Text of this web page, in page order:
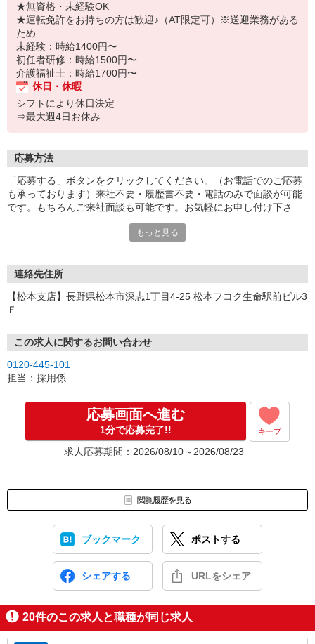
★無資格・未経験OK
★運転免許をお持ちの方は歓迎♪（AT限定可）※送迎業務がある
ため
未経験：時給1400円〜
初任者研修：時給1500円〜
介護福祉士：時給1700円〜
休日・休暇
シフトにより休日決定
⇒最大週4日お休み
応募方法
「応募する」ボタンをクリックしてください。（お電話でのご応募
も承っております）来社不要・履歴書不要・電話のみで面談が可能
です。もちろんご来社面談も可能です。お気軽にお申し付け下さ
もっと見る
連絡先住所
【松本支店】長野県松本市深志1丁目4-25 松本フコク生命駅前ビル3
Ｆ
この求人に関するお問い合わせ
0120-445-101
担当：採用係
応募画面へ進む
1分で応募完了!! キープ
求人応募期間：2026/08/10～2026/08/23
閲覧履歴を見る
ブックマーク ポストする
シェアする URLをシェア
20件のこの求人と職種が同じ求人